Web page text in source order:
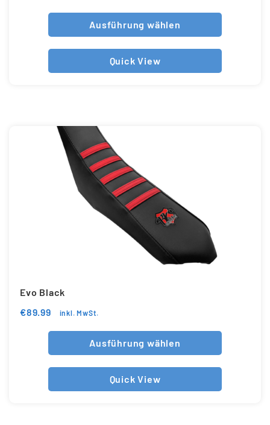
Ausführung wählen
Quick View
Evo Black
€89.99 inkl. MwSt.
Ausführung wählen
Quick View